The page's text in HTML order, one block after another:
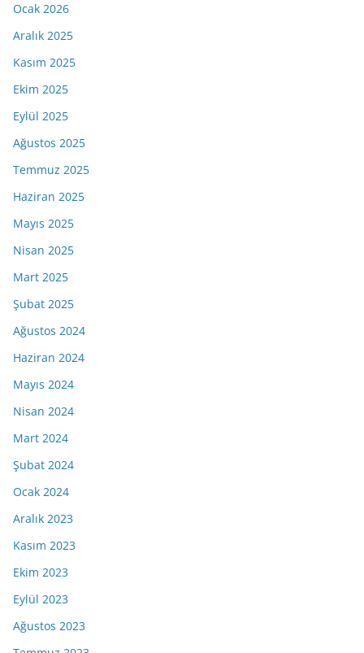
Ocak 2026
Aralık 2025
Kasım 2025
Ekim 2025
Eylül 2025
Ağustos 2025
Temmuz 2025
Haziran 2025
Mayıs 2025
Nisan 2025
Mart 2025
Şubat 2025
Ağustos 2024
Haziran 2024
Mayıs 2024
Nisan 2024
Mart 2024
Şubat 2024
Ocak 2024
Aralık 2023
Kasım 2023
Ekim 2023
Eylül 2023
Ağustos 2023